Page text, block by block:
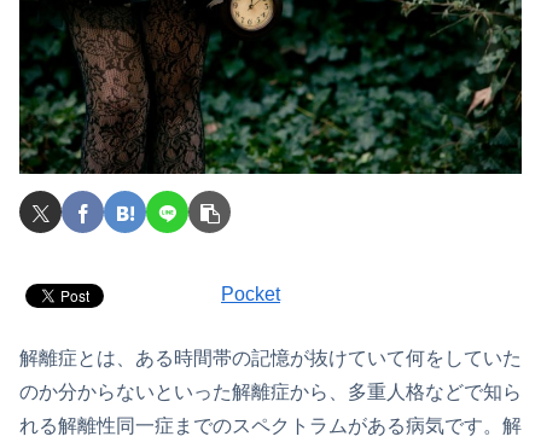
Pocket
解離症とは、ある時間帯の記憶が抜けていて何をしていた
のか分からないといった解離症から、多重人格などで知ら
れる解離性同一症までのスペクトラムがある病気です。解